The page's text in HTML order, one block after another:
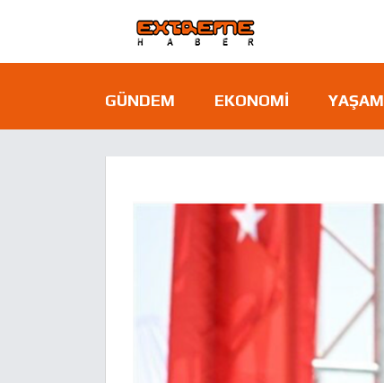
GÜNDEM EKONOMI YAŞAM